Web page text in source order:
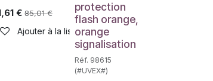
souhaits
€ 85,01€
Ajouter à la liste de souhaits
protection
flash orange,
orange
signalisation
Réf. 98615
(#UVEX#)